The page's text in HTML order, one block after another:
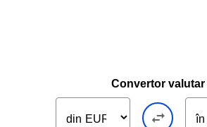
Convertor valutar